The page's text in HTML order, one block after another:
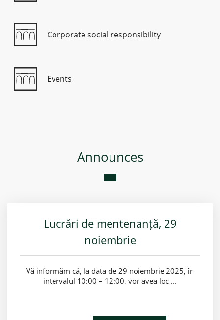
Corporate social responsibility
Events
Announces
Lucrări de mentenanță, 29
noiembrie
Vă informăm că, la data de 29 noiembrie 2025, în
intervalul 10:00 – 12:00, vor avea loc ...